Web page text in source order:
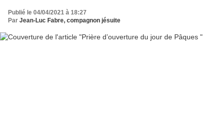
Publié le 04/04/2021 à 18:27
Par Jean-Luc Fabre, compagnon jésuite